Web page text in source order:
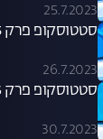
25.7.2023
סטטוסקופ פרק 165
26.7.2023
סטטוסקופ פרק 166
30.7.2023